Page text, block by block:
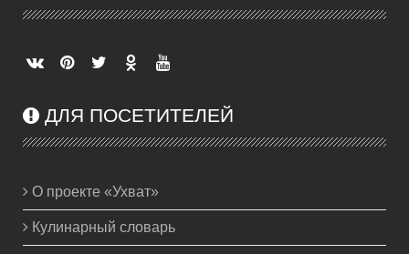
ДЛЯ ПОСЕТИТЕЛЕЙ
О проекте «Ухват»
Кулинарный словарь